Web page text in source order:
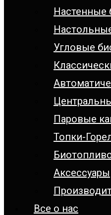
Настенные
Угловые
Паровые
Топки-
Аксессуары
Все о нас